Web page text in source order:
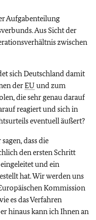
Aufgabenteilung
Aus Sicht der
zwischen
sich Deutschland damit
derEU und zum
die sehr genau darauf
reagiert und sich in
eventuell äußert?
dass die
den ersten Schritt
und ein
hat. Wir werden uns
Kommission
es das Verfahren
hinaus kann ich Ihnen an